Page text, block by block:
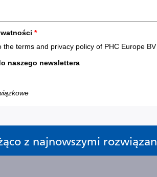
z najnowszymi